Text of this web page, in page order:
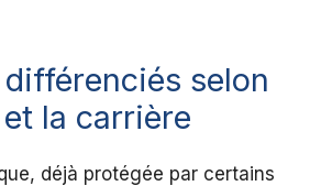
selon
la carrière
déjà protégée par certains